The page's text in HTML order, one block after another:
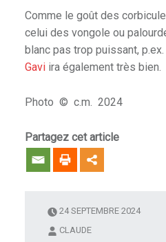
Comme le goût des
celui des vongole ou
blanc pas trop puissant,
Gavi ira également très bien.
Photo © c.m. 2024
Partagez cet article
24 SEPTEMBRE 2024
CLAUDE